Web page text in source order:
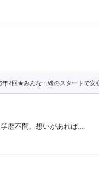
年2回★みんな一緒のスタートで安
歴不問。想いがあれば...